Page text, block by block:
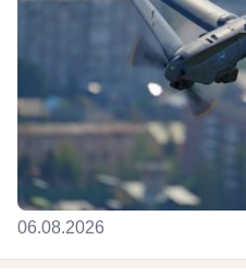
06.08.2026